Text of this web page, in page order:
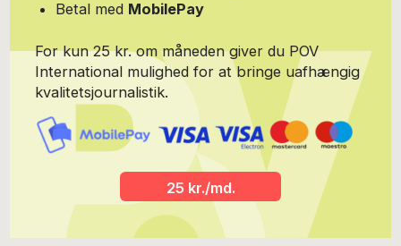
Betal med MobilePay
For kun 25 kr. om måneden giver du POV
International mulighed for at bringe uafhængig
kvalitetsjournalistik.
25 kr./md.